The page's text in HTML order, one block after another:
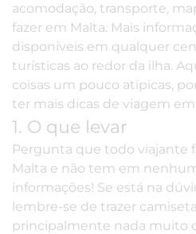
acomodação, transporte,
fazer em Malta. Mais
disponíveis em qualquer
turísticas ao redor da ilha.
coisas um pouco atípicas,
ter mais dicas de viagem em
1. O que levar
Pergunta que todo viajante
Malta e não tem em
informações! Se está na
lembre-se de trazer
principalmente nada muito